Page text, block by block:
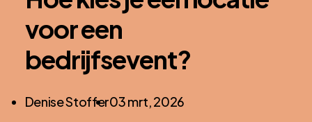
voor een
bedrijfsevent?
Posted
Denise Stoffer03 mrt, 2026